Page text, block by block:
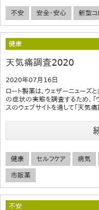
不安 安全・安心 新型コ
健康
天気痛調査2020
2020年07月16日
ロート製薬は、ウェザーニュー
の症状の実態を調査するため、「
スのウェブサイトを通して「天気
健康 セルフケア 病気
市販薬
不安